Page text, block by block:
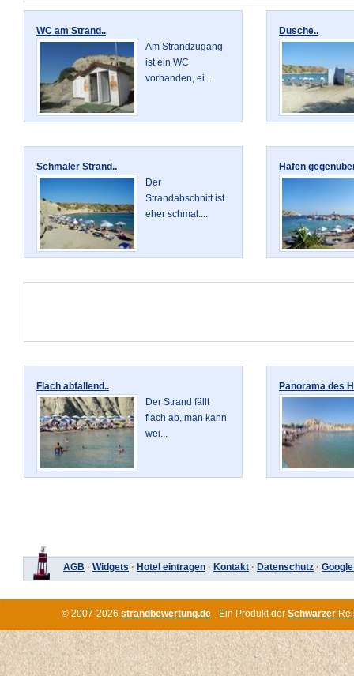
WC am Strand..
Am Strandzugang
ist ein WC
vorhanden, ei...
Dusche..
Schmaler Strand..
Der
Strandabschnitt ist
eher schmal....
Hafen
Flach abfallend..
Der Strand fällt
flach ab, man kann
wei...
Panorama des
AGB · Widgets · Hotel eintragen · Kontakt · Datenschutz ·
© 2007-2026 strandbewertung.de · Ein Produkt der Schwarzer